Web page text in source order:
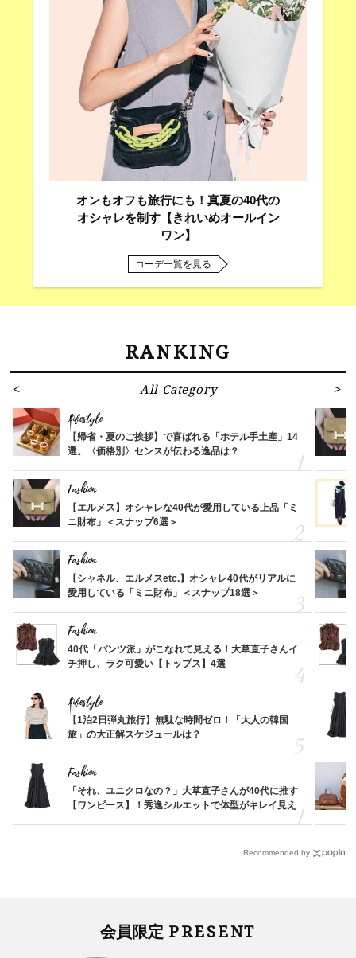
オンもオフも旅行にも！真夏の40代の
オシャレを制す【きれいめオールイン
ワン】
コーデ一覧を見る
RANKING
All Category
Lifestyle
【帰省・夏のご挨拶】で喜ばれる「ホテル手土産」14
選。〈価格別〉センスが伝わる逸品は？
Fashion
【エルメス】オシャレな40代が愛用している上品「ミ
ニ財布」＜スナップ6選＞
Fashion
【シャネル、エルメスetc.】オシャレ40代がリアルに
愛用している「ミニ財布」＜スナップ18選＞
Fashion
40代「パンツ派」がこなれて見える！大草直子さんイ
チ押し、ラク可愛い【トップス】4選
Lifestyle
【1泊2日弾丸旅行】無駄な時間ゼロ！「大人の韓国
旅」の大正解スケジュールは？
Fashion
「それ、ユニクロなの？」大草直子さんが40代に推す
【ワンピース】！秀逸シルエットで体型がキレイ見え
Recommended by
会員限定 PRESENT